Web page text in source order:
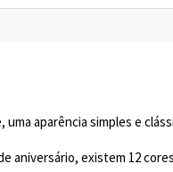
aparência simples e
aniversário, existem 12